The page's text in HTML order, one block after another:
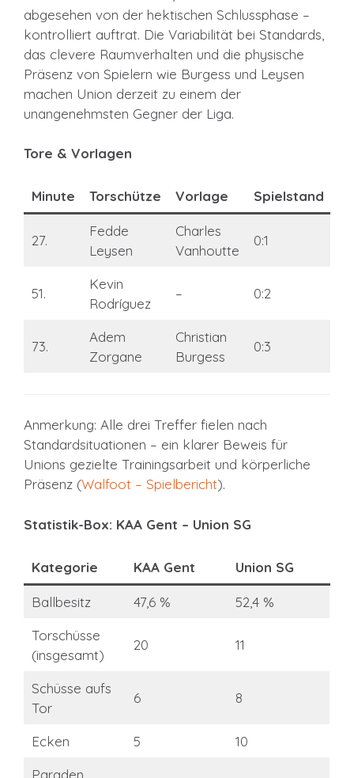
abgesehen von der hektischen Schlussphase –
kontrolliert auftrat. Die Variabilität bei Standards,
das clevere Raumverhalten und die physische
Präsenz von Spielern wie Burgess und Leysen
machen Union derzeit zu einem der
unangenehmsten Gegner der Liga.
Tore & Vorlagen
Minute Torschütze Vorlage Spielstand
27.
Fedde
Leysen
Charles
Vanhoutte
0:1
51.
Kevin
Rodríguez
– 0:2
73.
Adem
Zorgane
Christian
Burgess
0:3
Anmerkung: Alle drei Treffer fielen nach
Standardsituationen – ein klarer Beweis für
Unions gezielte Trainingsarbeit und körperliche
Präsenz (Walfoot – Spielbericht).
Statistik-Box: KAA Gent – Union SG
Kategorie KAA Gent Union SG
Ballbesitz 47,6 %
52,4 %
Torschüsse
(insgesamt)
20 11
Schüsse aufs
Tor
6 8
Ecken 5
10
Paraden